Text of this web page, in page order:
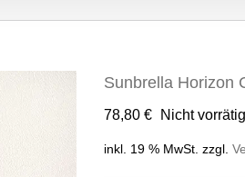
Sunbrella Horizon
78,80 € Nicht vorrätig
inkl. 19 % MwSt. zzgl.